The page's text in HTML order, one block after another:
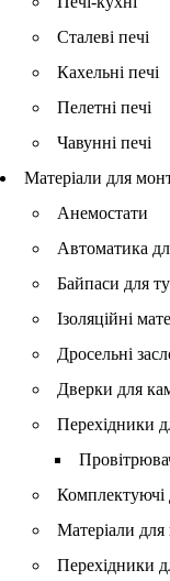
Сталеві печі
Кахельні печі
Пелетні печі
Чавунні печі
Матеріали для
Анемостати
Автоматика
Байпаси для
Ізоляційні
Дросельні
Дверки для
Перехідники
Комплектуючі
Матеріали
Перехідники